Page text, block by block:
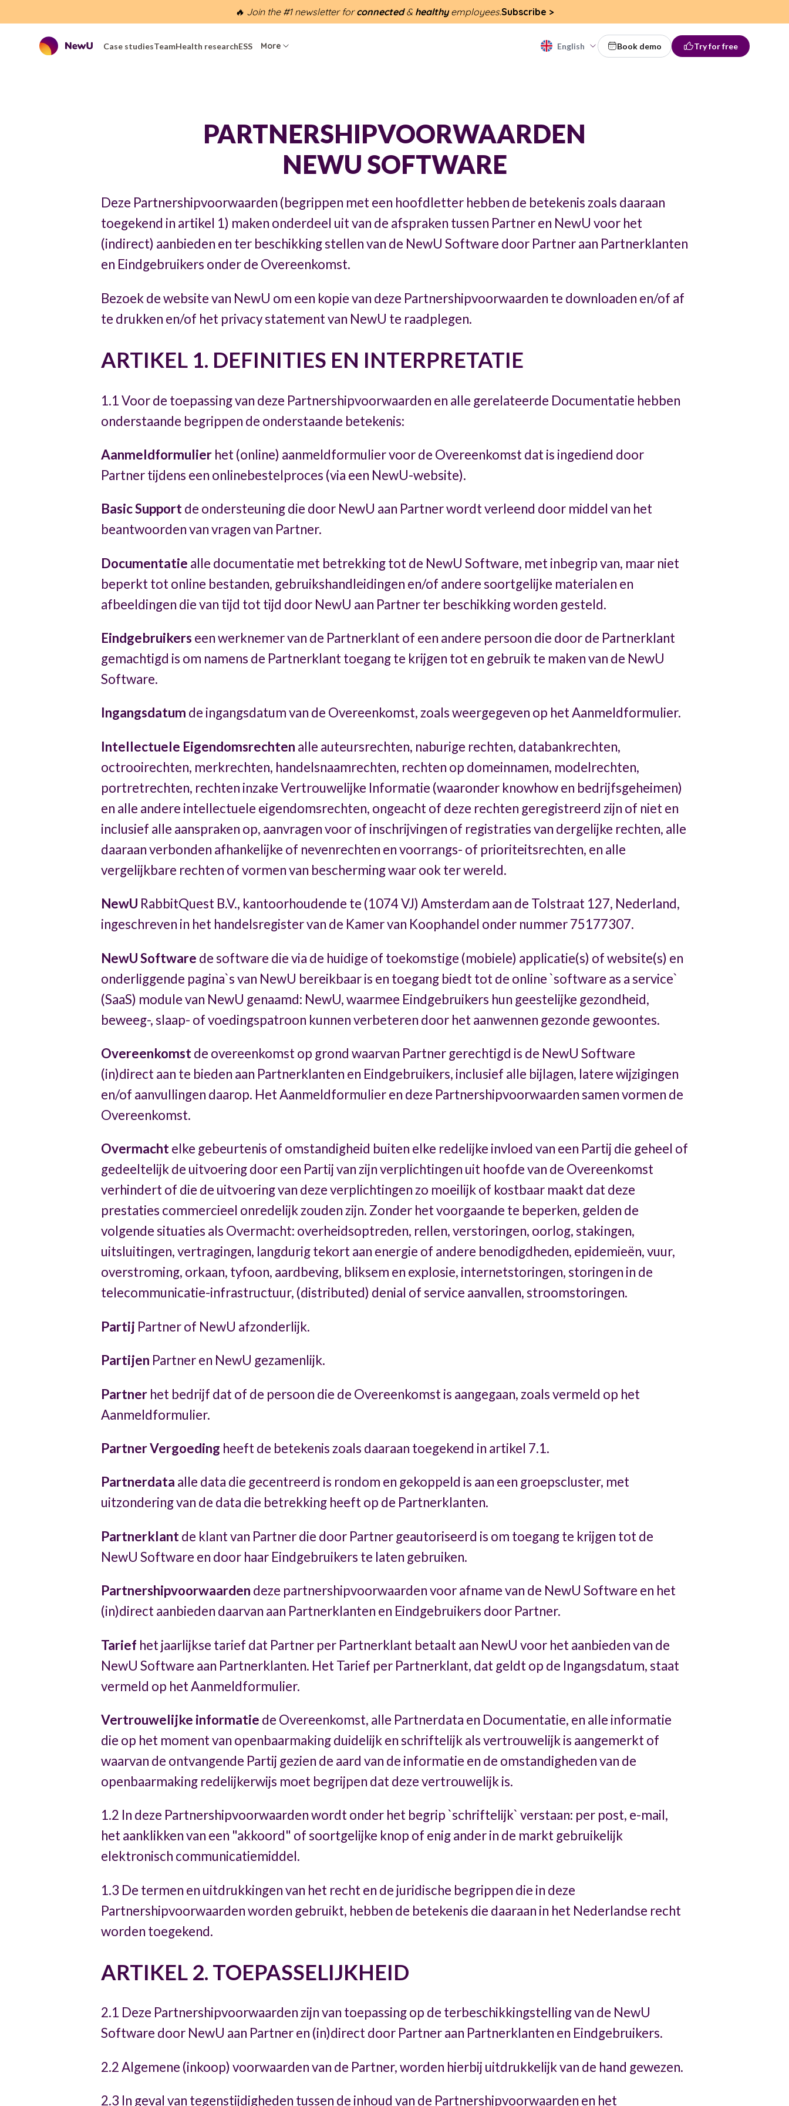
🔥 Join the #1 newsletter for connected& healthy employees.Subscribe >
Case studiesTeamHealth researchESS More English Book demo Try for free
PARTNERSHIPVOORWAARDEN
NEWU SOFTWARE
Deze Partnershipvoorwaarden (begrippen met een hoofdletter hebben de betekenis zoals daaraan
toegekend in artikel 1) maken onderdeel uit van de afspraken tussen Partner en NewU voor het
(indirect) aanbieden en ter beschikking stellen van de NewU Software door Partner aan Partnerklanten
en Eindgebruikers onder de Overeenkomst.
Bezoek de website van NewU om een kopie van deze Partnershipvoorwaarden te downloaden en/of af
te drukken en/of het privacy statement van NewU te raadplegen.
ARTIKEL 1. DEFINITIES EN INTERPRETATIE
1.1 Voor de toepassing van deze Partnershipvoorwaarden en alle gerelateerde Documentatie hebben
onderstaande begrippen de onderstaande betekenis:
Aanmeldformulier het (online) aanmeldformulier voor de Overeenkomst dat is ingediend door
Partner tijdens een onlinebestelproces (via een NewU-website).
Basic Supportde ondersteuning die door NewU aan Partner wordt verleend door middel van het
beantwoorden van vragen van Partner.
Documentatie alle documentatie met betrekking tot de NewU Software, met inbegrip van, maar niet
beperkt tot online bestanden, gebruikshandleidingen en/of andere soortgelijke materialen en
afbeeldingen die van tijd tot tijd door NewU aan Partner ter beschikking worden gesteld.
Eindgebruikers een werknemer van de Partnerklant of een andere persoon die door de Partnerklant
gemachtigd is om namens de Partnerklant toegang te krijgen tot en gebruik te maken van de NewU
Software.
Ingangsdatum de ingangsdatum van de Overeenkomst, zoals weergegeven op het Aanmeldformulier.
Intellectuele Eigendomsrechten alle auteursrechten, naburige rechten, databankrechten,
octrooirechten, merkrechten, handelsnaamrechten, rechten op domeinnamen, modelrechten,
portretrechten, rechten inzake Vertrouwelijke Informatie (waaronder knowhow en bedrijfsgeheimen)
en alle andere intellectuele eigendomsrechten, ongeacht of deze rechten geregistreerd zijn of niet en
inclusief alle aanspraken op, aanvragen voor of inschrijvingen of registraties van dergelijke rechten, alle
daaraan verbonden afhankelijke of nevenrechten en voorrangs- of prioriteitsrechten, en alle
vergelijkbare rechten of vormen van bescherming waar ook ter wereld.
NewU RabbitQuest B.V., kantoorhoudende te (1074 VJ) Amsterdam aan de Tolstraat 127, Nederland,
ingeschreven in het handelsregister van de Kamer van Koophandel onder nummer 75177307.
NewU Software de software die via de huidige of toekomstige (mobiele) applicatie(s) of website(s) en
onderliggende pagina`s van NewU bereikbaar is en toegang biedt tot de online `software as a service`
(SaaS) module van NewU genaamd: NewU, waarmee Eindgebruikers hun geestelijke gezondheid,
beweeg-, slaap- of voedingspatroon kunnen verbeteren door het aanwennen gezonde gewoontes.
Overeenkomstde overeenkomst op grond waarvan Partner gerechtigd is de NewU Software
(in)direct aan te bieden aan Partnerklanten en Eindgebruikers, inclusief alle bijlagen, latere wijzigingen
en/of aanvullingen daarop. Het Aanmeldformulier en deze Partnershipvoorwaarden samen vormen de
Overeenkomst.
Overmachtelke gebeurtenis of omstandigheid buiten elke redelijke invloed van een Partij die geheel of
gedeeltelijk de uitvoering door een Partij van zijn verplichtingen uit hoofde van de Overeenkomst
verhindert of die de uitvoering van deze verplichtingen zo moeilijk of kostbaar maakt dat deze
prestaties commercieel onredelijk zouden zijn. Zonder het voorgaande te beperken, gelden de
volgende situaties als Overmacht: overheidsoptreden, rellen, verstoringen, oorlog, stakingen,
uitsluitingen, vertragingen, langdurig tekort aan energie of andere benodigdheden, epidemieën, vuur,
overstroming, orkaan, tyfoon, aardbeving, bliksem en explosie, internetstoringen, storingen in de
telecommunicatie-infrastructuur, (distributed) denial of service aanvallen, stroomstoringen.
Partij Partner of NewU afzonderlijk.
Partijen Partner en NewU gezamenlijk.
Partner het bedrijf dat of de persoon die de Overeenkomst is aangegaan, zoals vermeld op het
Aanmeldformulier.
Partner Vergoeding heeft de betekenis zoals daaraan toegekend in artikel 7.1.
Partnerdata alle data die gecentreerd is rondom en gekoppeld is aan een groepscluster, met
uitzondering van de data die betrekking heeft op de Partnerklanten.
Partnerklantde klant van Partner die door Partner geautoriseerd is om toegang te krijgen tot de
NewU Software en door haar Eindgebruikers te laten gebruiken.
Partnershipvoorwaarden deze partnershipvoorwaarden voor afname van de NewU Software en het
(in)direct aanbieden daarvan aan Partnerklanten en Eindgebruikers door Partner.
Tarief het jaarlijkse tarief dat Partner per Partnerklant betaalt aan NewU voor het aanbieden van de
NewU Software aan Partnerklanten. Het Tarief per Partnerklant, dat geldt op de Ingangsdatum, staat
vermeld op het Aanmeldformulier.
Vertrouwelijke informatie de Overeenkomst, alle Partnerdata en Documentatie, en alle informatie
die op het moment van openbaarmaking duidelijk en schriftelijk als vertrouwelijk is aangemerkt of
waarvan de ontvangende Partij gezien de aard van de informatie en de omstandigheden van de
openbaarmaking redelijkerwijs moet begrijpen dat deze vertrouwelijk is.
1.2 In deze Partnershipvoorwaarden wordt onder het begrip `schriftelijk` verstaan: per post, e-mail,
het aanklikken van een "akkoord" of soortgelijke knop of enig ander in de markt gebruikelijk
elektronisch communicatiemiddel.
1.3 De termen en uitdrukkingen van het recht en de juridische begrippen die in deze
Partnershipvoorwaarden worden gebruikt, hebben de betekenis die daaraan in het Nederlandse recht
worden toegekend.
ARTIKEL 2. TOEPASSELIJKHEID
2.1 Deze Partnershipvoorwaarden zijn van toepassing op de terbeschikkingstelling van de NewU
Software door NewU aan Partner en (in)direct door Partner aan Partnerklanten en Eindgebruikers.
2.2 Algemene (inkoop) voorwaarden van de Partner, worden hierbij uitdrukkelijk van de hand gewezen.
2.3 In geval van tegenstijdigheden tussen de inhoud van de Partnershipvoorwaarden en het